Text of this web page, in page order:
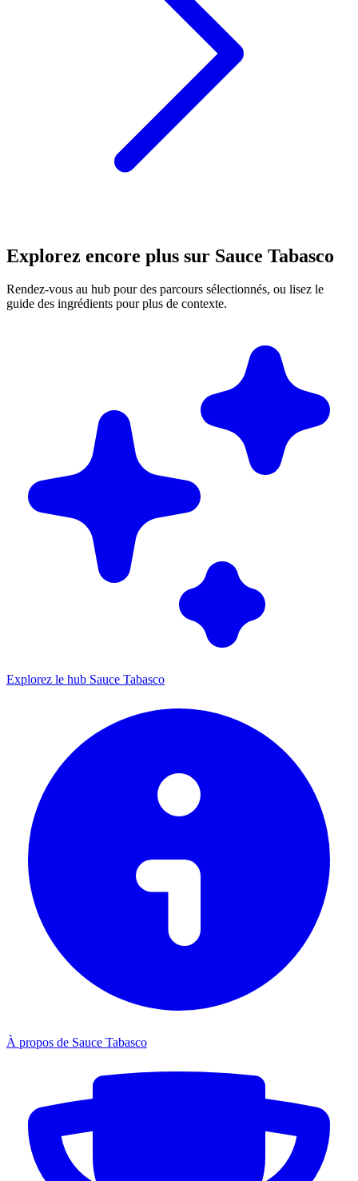
Explorez encore plus sur Sauce Tabasco
Rendez-vous au hub pour des parcours sélectionnés, ou lisez le
guide des ingrédients pour plus de contexte.
Explorez le hub Sauce Tabasco
À propos de Sauce Tabasco